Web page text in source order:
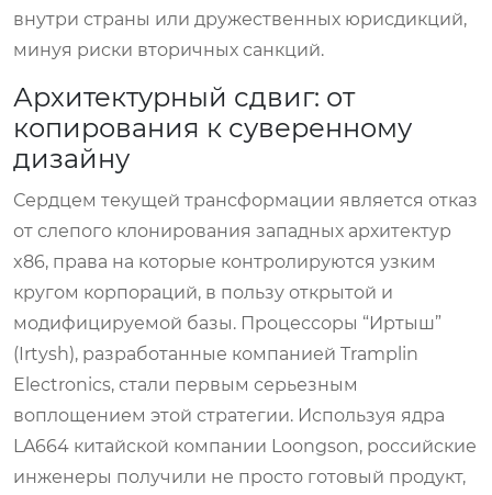
внутри страны или дружественных юрисдикций,
минуя риски вторичных санкций.
Архитектурный сдвиг: от
копирования к суверенному
дизайну
Сердцем текущей трансформации является отказ
от слепого клонирования западных архитектур
x86, права на которые контролируются узким
кругом корпораций, в пользу открытой и
модифицируемой базы. Процессоры “Иртыш”
(Irtysh), разработанные компанией Tramplin
Electronics, стали первым серьезным
воплощением этой стратегии. Используя ядра
LA664 китайской компании Loongson, российские
инженеры получили не просто готовый продукт,